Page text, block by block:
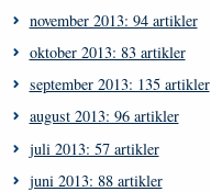
november 2013: 94 artikler
oktober 2013: 83 artikler
september 2013: 135 artikler
august 2013: 96 artikler
juli 2013: 57 artikler
juni 2013: 88 artikler